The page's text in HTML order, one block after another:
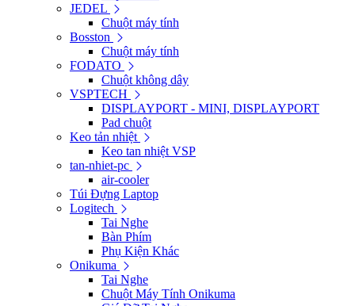
JEDEL
Chuột máy tính
Bosston
Chuột máy tính
FODATO
Chuột không dây
VSPTECH
DISPLAYPORT - MINI, DISPLAYPORT
Pad chuột
Keo tản nhiệt
Keo tan nhiệt VSP
tan-nhiet-pc
air-cooler
Túi Đựng Laptop
Logitech
Tai Nghe
Bàn Phím
Phụ Kiện Khác
Onikuma
Tai Nghe
Chuột Máy Tính Onikuma